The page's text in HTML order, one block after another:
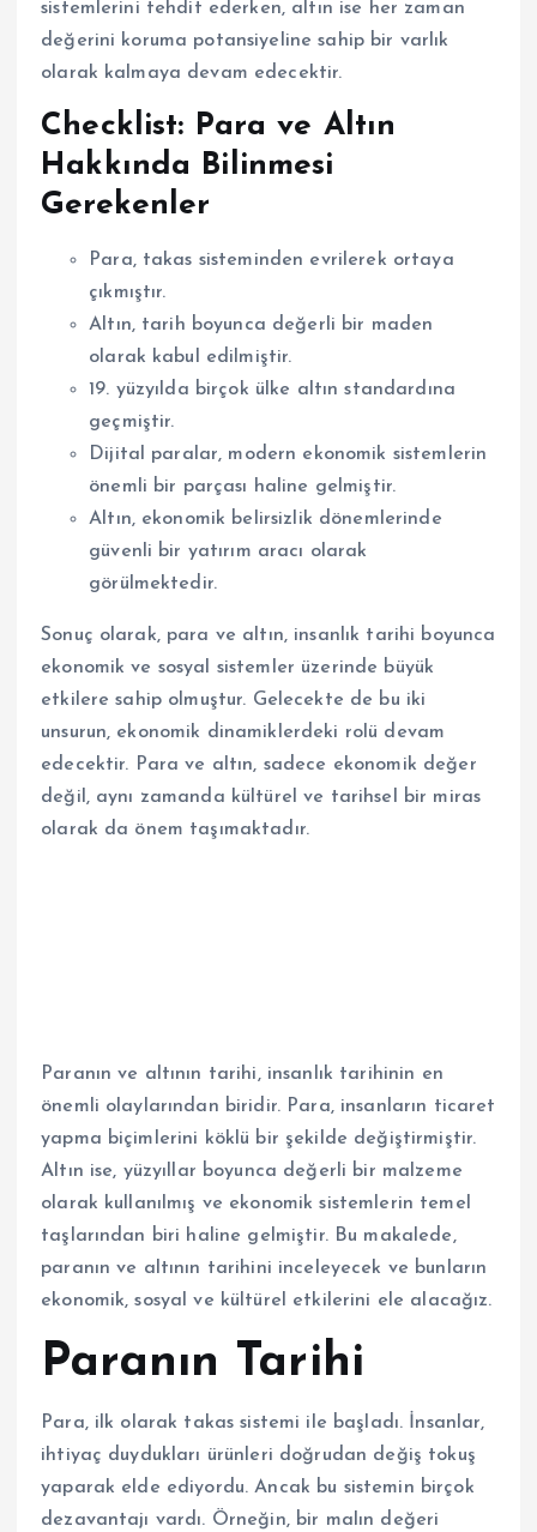
sistemlerini tehdit ederken, altın ise her zaman
değerini koruma potansiyeline sahip bir varlık
olarak kalmaya devam edecektir.
Checklist: Para ve Altın
Hakkında Bilinmesi
Gerekenler
Para, takas sisteminden evrilerek ortaya
çıkmıştır.
Altın, tarih boyunca değerli bir maden
olarak kabul edilmiştir.
19. yüzyılda birçok ülke altın standardına
geçmiştir.
Dijital paralar, modern ekonomik sistemlerin
önemli bir parçası haline gelmiştir.
Altın, ekonomik belirsizlik dönemlerinde
güvenli bir yatırım aracı olarak
görülmektedir.
Sonuç olarak, para ve altın, insanlık tarihi boyunca
ekonomik ve sosyal sistemler üzerinde büyük
etkilere sahip olmuştur. Gelecekte de bu iki
unsurun, ekonomik dinamiklerdeki rolü devam
edecektir. Para ve altın, sadece ekonomik değer
değil, aynı zamanda kültürel ve tarihsel bir miras
olarak da önem taşımaktadır.
Paranın ve altının tarihi, insanlık tarihinin en
önemli olaylarından biridir. Para, insanların ticaret
yapma biçimlerini köklü bir şekilde değiştirmiştir.
Altın ise, yüzyıllar boyunca değerli bir malzeme
olarak kullanılmış ve ekonomik sistemlerin temel
taşlarından biri haline gelmiştir. Bu makalede,
paranın ve altının tarihini inceleyecek ve bunların
ekonomik, sosyal ve kültürel etkilerini ele alacağız.
Paranın Tarihi
Para, ilk olarak takas sistemi ile başladı. İnsanlar,
ihtiyaç duydukları ürünleri doğrudan değiş tokuş
yaparak elde ediyordu. Ancak bu sistemin birçok
dezavantajı vardı. Örneğin, bir malın değeri